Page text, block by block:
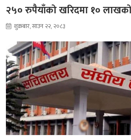
२५० रुपैयाँको खरिदमा १०
शुक्रबार, साउन २२, २०८३